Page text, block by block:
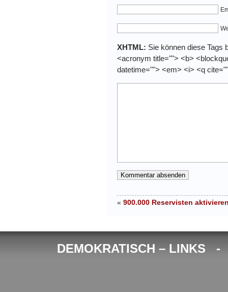
XHTML: Sie können diese Tags
<acronym title=""> <b>
datetime=""> <em> <i> <q
« 900.000 Reservisten
DEMOKRATISCH – LINKS